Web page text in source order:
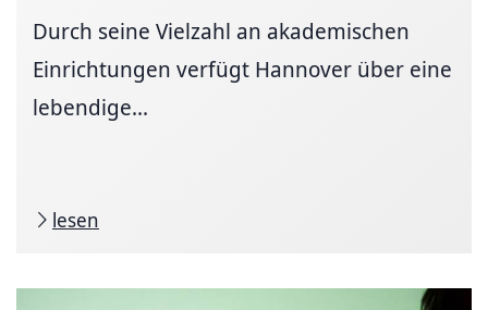
Durch seine Vielzahl an akademischen
Einrichtungen verfügt Hannover über eine
lebendige...
lesen